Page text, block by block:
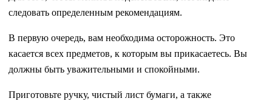
следовать определенным рекомендациям.
В первую очередь, вам необходима осторожность. Это
касается всех предметов, к которым вы прикасаетесь. Вы
должны быть уважительными и спокойными.
Приготовьте ручку, чистый лист бумаги, а также